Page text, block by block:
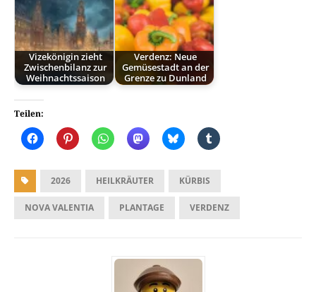
Vizekönigin zieht
Zwischenbilanz zur
Weihnachtssaison
Verdenz: Neue
Gemüsestadt an der
Grenze zu Dunland
Teilen:
2026 HEILKRÄUTER KÜRBIS
NOVA VALENTIA PLANTAGE VERDENZ